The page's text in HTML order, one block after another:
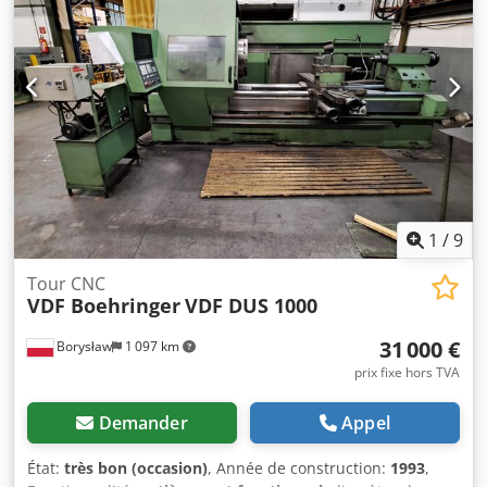
tr/min, avance: 50 mm/tr, avance rapide X/Z: 10 m/min/5
m/min, course du fourreau: 190 mm, angle de pointe: 60°,
poids maximal de la pièce: 400 kg/1 000 kg/1 600 kg.
Documentation disponible. Une visite sur site est possible.
Disponible probablement à partir de juillet 2026. Codpey
Equyofx Aicerf
1 /9
Borysław 1 097 km
Tour CNC
VDF BoehringerVDF DUS 1000
31 000 €
prix fixe hors TVA
Demander Appel
État: très bon (occasion), Année de construction: 1993,